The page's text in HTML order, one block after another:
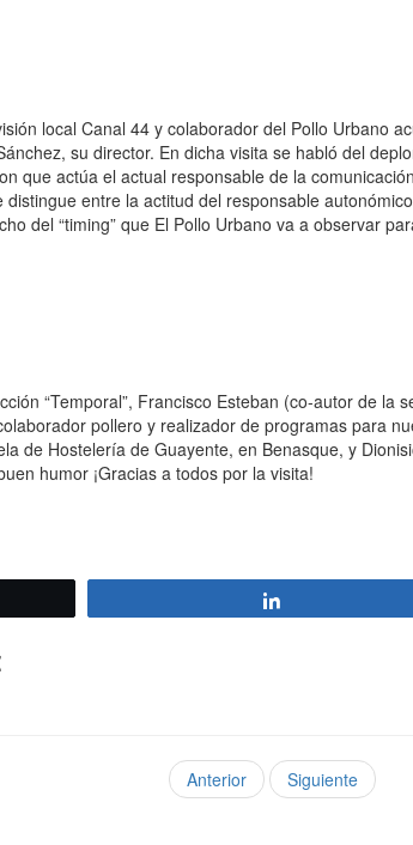
local Canal 44 y colaborador del Pollo Urbano
su director. En dicha visita se habló del
que actúa el actual responsable de la
entre la actitud del responsable
del “timing” que El Pollo Urbano va a observar
“Temporal”, Francisco Esteban (co-autor de la
pollero y realizador de programas para
de Hostelería de Guayente, en Benasque, y
humor ¡Gracias a todos por la visita!
Anterior Siguiente